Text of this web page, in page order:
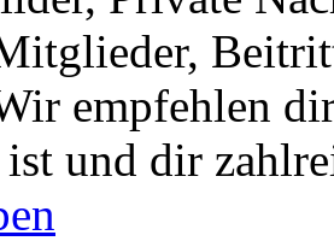
empfehlen
und dir